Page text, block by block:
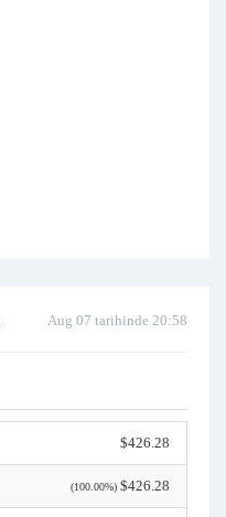
Aug 07 tarihinde 20:58
$426.28
(100.00%) $426.28